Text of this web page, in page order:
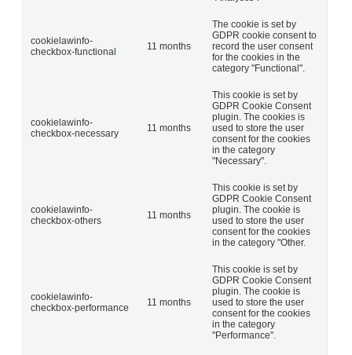
cookielawinfo-
checkbox-functional
11 months
The cookie is set by
GDPR cookie consent to
record the user consent
for the cookies in the
category "Functional".
cookielawinfo-
checkbox-necessary
11 months
This cookie is set by
GDPR Cookie Consent
plugin. The cookies is
used to store the user
consent for the cookies
in the category
"Necessary".
cookielawinfo-
checkbox-others
11 months
This cookie is set by
GDPR Cookie Consent
plugin. The cookie is
used to store the user
consent for the cookies
in the category "Other.
cookielawinfo-
checkbox-performance
11 months
This cookie is set by
GDPR Cookie Consent
plugin. The cookie is
used to store the user
consent for the cookies
in the category
"Performance".